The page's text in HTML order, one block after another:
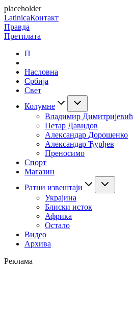
placeholder
LatinicaКонтакт
Правда
Претплата
П
Насловна
Србија
Свет
Колумне
Владимир Димитријевић
Петар Давидов
Александар Дорошенко
Александар Ђурђев
Преносимо
Спорт
Магазин
Ратни извештаји
Украјина
Блиски исток
Африка
Остало
Видео
Архива
Реклама